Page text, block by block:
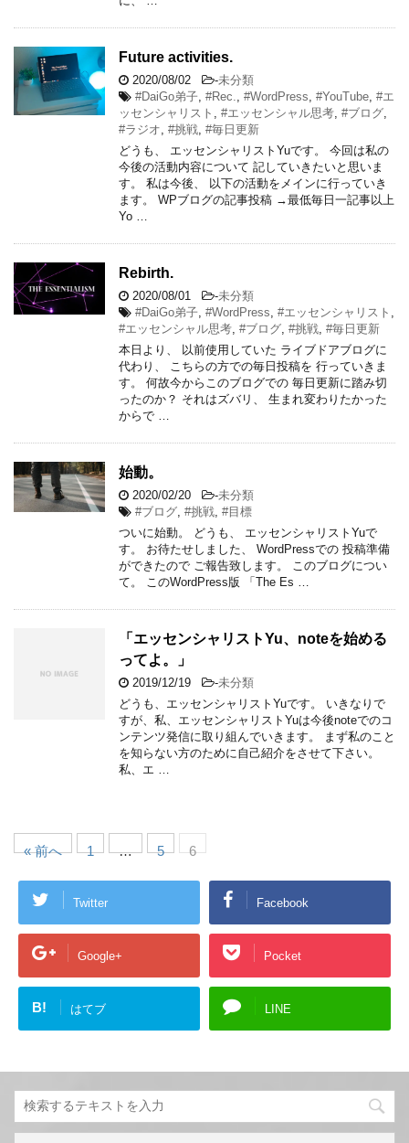
Future activities.
2020/08/02 -未分類
#DaiGo弟子, #Rec., #WordPress, #YouTube, #エ
ッセンシャリスト , #エッセンシャル思考, #ブログ,
#ラジオ, #挑戦, #毎日更新
どうも、 エッセンシャリストYuです。 今回は私の
今後の活動内容について 記していきたいと思いま
す。 私は今後、 以下の活動をメインに行っていき
ます。 WPブログの記事投稿 →最低毎日一記事以上
Yo …
Rebirth.
2020/08/01 -未分類
#DaiGo弟子, #WordPress, #エッセンシャリスト ,
#エッセンシャル思考, #ブログ, #挑戦, #毎日更新
本日より、 以前使用していた ライブドアブログに
代わり、 こちらの方での毎日投稿を 行っていきま
す。 何故今からこのブログでの 毎日更新に踏み切
ったのか？ それはズバリ、 生まれ変わりたかった
からで …
始動。
2020/02/20 -未分類
#ブログ, #挑戦, #目標
ついに始動。 どうも、 エッセンシャリストYuで
す。 お待たせしました、 WordPressでの 投稿準備
ができたので ご報告致します。 このブログについ
て。 このWordPress版 「The Es …
「エッセンシャリストYu、noteを始める
ってよ。」
2019/12/19 -未分類
どうも、エッセンシャリストYuです。 いきなりで
すが、私、エッセンシャリストYuは今後noteでのコ
ンテンツ発信に取り組んでいきます。 まず私のこと
を知らない方のために自己紹介をさせて下さい。
私、エ …
« 前へ 1 … 5 6
Twitter Facebook
Google+ Pocket
B! はてブ LINE